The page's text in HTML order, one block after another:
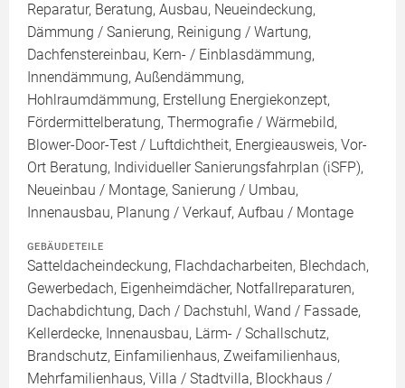
Reparatur, Beratung, Ausbau, Neueindeckung,
Dämmung / Sanierung, Reinigung / Wartung,
Dachfenstereinbau, Kern- / Einblasdämmung,
Innendämmung, Außendämmung,
Hohlraumdämmung, Erstellung Energiekonzept,
Fördermittelberatung, Thermografie / Wärmebild,
Blower-Door-Test / Luftdichtheit, Energieausweis, Vor-
Ort Beratung, Individueller Sanierungsfahrplan (iSFP),
Neueinbau / Montage, Sanierung / Umbau,
Innenausbau, Planung / Verkauf, Aufbau / Montage
GEBÄUDETEILE
Satteldacheindeckung, Flachdacharbeiten, Blechdach,
Gewerbedach, Eigenheimdächer, Notfallreparaturen,
Dachabdichtung, Dach / Dachstuhl, Wand / Fassade,
Kellerdecke, Innenausbau, Lärm- / Schallschutz,
Brandschutz, Einfamilienhaus, Zweifamilienhaus,
Mehrfamilienhaus, Villa / Stadtvilla, Blockhaus /